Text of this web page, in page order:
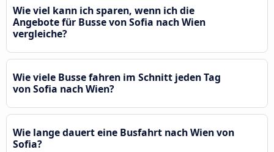
Wie viel kann ich sparen, wenn ich die
Angebote für Busse von Sofia nach Wien
vergleiche?
Wie viele Busse fahren im Schnitt jeden Tag
von Sofia nach Wien?
Wie lange dauert eine Busfahrt nach Wien von
Sofia?